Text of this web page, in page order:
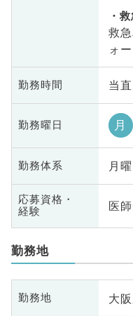
救
救
ォ
勤務時間 当
勤務曜日 月
勤務体系 月
応募資格・
経験
医
勤務地
勤務地 大